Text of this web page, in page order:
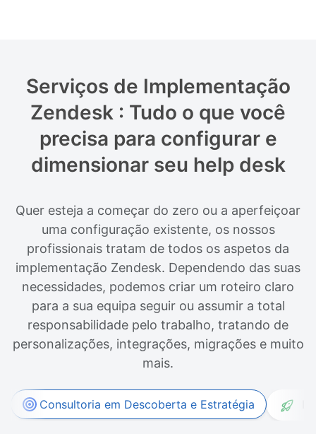
Serviços de Implementação
Zendesk : Tudo o que você
precisa para configurar e
dimensionar seu help desk
Quer esteja a começar do zero ou a aperfeiçoar
uma configuração existente, os nossos
profissionais tratam de todos os aspetos da
implementação Zendesk. Dependendo das suas
necessidades, podemos criar um roteiro claro
para a sua equipa seguir ou assumir a total
responsabilidade pelo trabalho, tratando de
personalizações, integrações, migrações e muito
mais.
Consultoria em Descoberta e Estratégia